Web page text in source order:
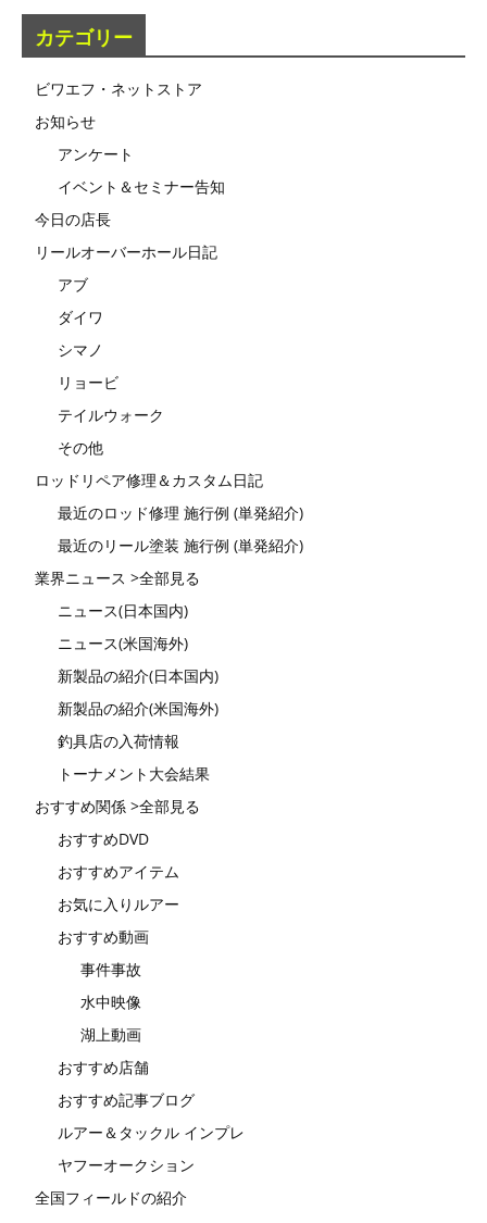
カテゴリー
ビワエフ・ネットストア
お知らせ
アンケート
イベント＆セミナー告知
今日の店長
リールオーバーホール日記
アブ
ダイワ
シマノ
リョービ
テイルウォーク
その他
ロッドリペア修理＆カスタム日記
最近のロッド修理 施行例 (単発紹介)
最近のリール塗装 施行例 (単発紹介)
業界ニュース >全部見る
ニュース(日本国内)
ニュース(米国海外)
新製品の紹介(日本国内)
新製品の紹介(米国海外)
釣具店の入荷情報
トーナメント大会結果
おすすめ関係 >全部見る
おすすめDVD
おすすめアイテム
お気に入りルアー
おすすめ動画
事件事故
水中映像
湖上動画
おすすめ店舗
おすすめ記事ブログ
ルアー＆タックル インプレ
ヤフーオークション
全国フィールドの紹介